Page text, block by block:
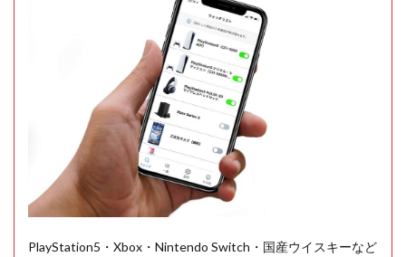
PlayStation5・Xbox・Nintendo Switch・国産ウイスキーなど